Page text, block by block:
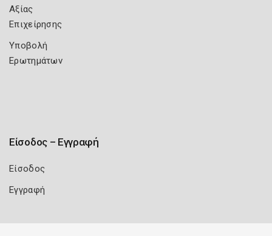
Αξίας
Επιχείρησης
Υποβολή
Ερωτημάτων
Είσοδος – Εγγραφή
Είσοδος
Εγγραφή